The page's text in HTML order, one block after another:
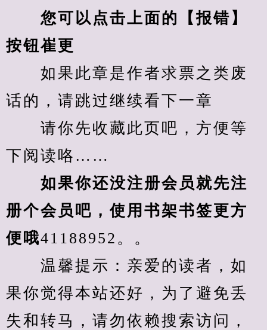
您可以点击上面的【报错】
按钮崔更
如果此章是作者求票之类废
话的，请跳过继续看下一章
请你先收藏此页吧，方便等
下阅读咯……
如果你还没注册会员就先注
册个会员吧，使用书架书签更方
便哦41188952。。
温馨提示：亲爱的读者，如
果你觉得本站还好，为了避免丢
失和转马，请勿依赖搜索访问，